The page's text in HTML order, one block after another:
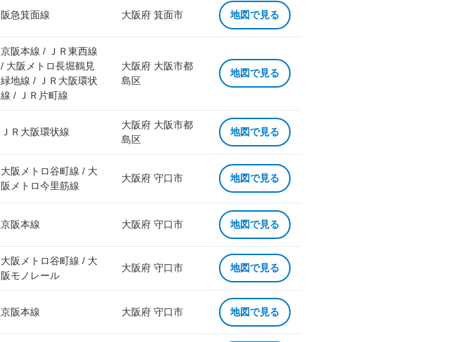
阪急箕面線 大阪府 箕面市 地図で見る
京阪本線 / ＪＲ東西線
/ 大阪メトロ長堀鶴見
緑地線 / ＪＲ大阪環状
線 / ＪＲ片町線
大阪府 大阪市都
島区
地図で見る
ＪＲ大阪環状線
大阪府 大阪市都
島区
地図で見る
大阪メトロ谷町線 / 大
阪メトロ今里筋線
大阪府 守口市 地図で見る
京阪本線 大阪府 守口市 地図で見る
大阪メトロ谷町線 / 大
阪モノレール
大阪府 守口市 地図で見る
京阪本線 大阪府 守口市 地図で見る